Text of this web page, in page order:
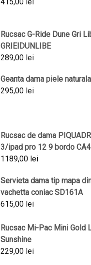
Rucsac G-Ride Dune Gri
GRIEIDUNLIBE
289,00 lei
Geanta dama piele
295,00 lei
Rucsac de dama
3/ipad pro 12 9 bordo
1189,00 lei
Servieta dama tip mapa
vachetta coniac SD161A
615,00 lei
Rucsac Mi-Pac Mini Gold
Sunshine
229,00 lei